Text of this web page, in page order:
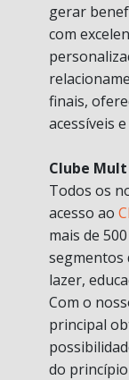
gerar
com
finais,
acessíveis
Clube Mult
Todos os
acesso ao
mais de
segmentos
lazer,
Com o
principal
do